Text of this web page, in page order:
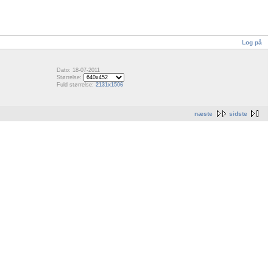
Log på
Dato: 18-07-2011
Størrelse:
Fuld størrelse: 2131x1506
næste sidste